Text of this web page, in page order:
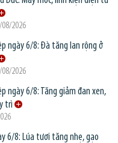
08/2026
ngày 6/8: Đà tăng lan rộng ở
2026
ngày 6/8: Tăng giảm đan xen,
trì
6/8: Lúa tươi tăng nhẹ, gạo